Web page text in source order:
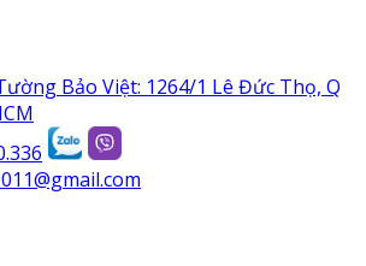
Bảo Việt: 1264/1 Lê Đức Thọ, Q